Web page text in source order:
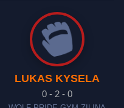
LUKAS KYSELA
0 - 2 - 0